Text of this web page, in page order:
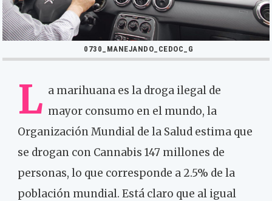
0730_MANEJANDO_CEDOC_G
L a marihuana es la droga ilegal de
mayor consumo en el mundo, la
Organización Mundial de la Salud estima que
se drogan con Cannabis 147 millones de
personas, lo que corresponde a 2.5% de la
población mundial. Está claro que al igual